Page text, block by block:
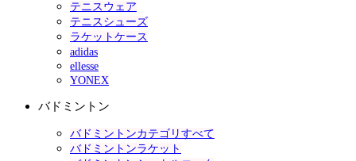
テニスウェア
テニスシューズ
ラケットケース
adidas
ellesse
YONEX
バドミントン
バドミントンカテゴリすべて
バドミントンラケット